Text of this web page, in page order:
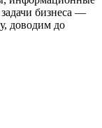
бизнеса —
доводим до